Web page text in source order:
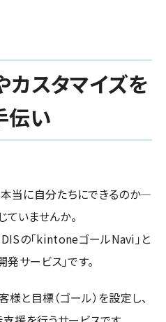
カスタマイズを
伝い
当に自分たちにできるのか―
ていませんか。
の「kintoneゴールNavi」と
発サービス」です。
と目標（ゴール）を設定し、